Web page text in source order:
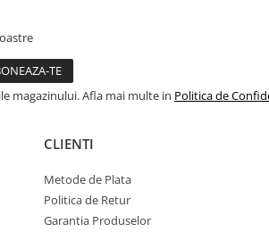
magazinului. Afla mai multe in Politica de
CLIENTI
Metode de Plata
Politica de Retur
Garantia Produselor